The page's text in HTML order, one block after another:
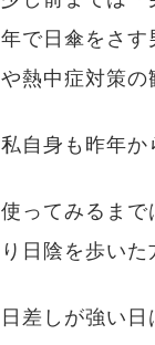
年で日傘をさ
や熱中症対策の
私自身も昨年か
使ってみるまで
り日陰を歩い
日差しが強い